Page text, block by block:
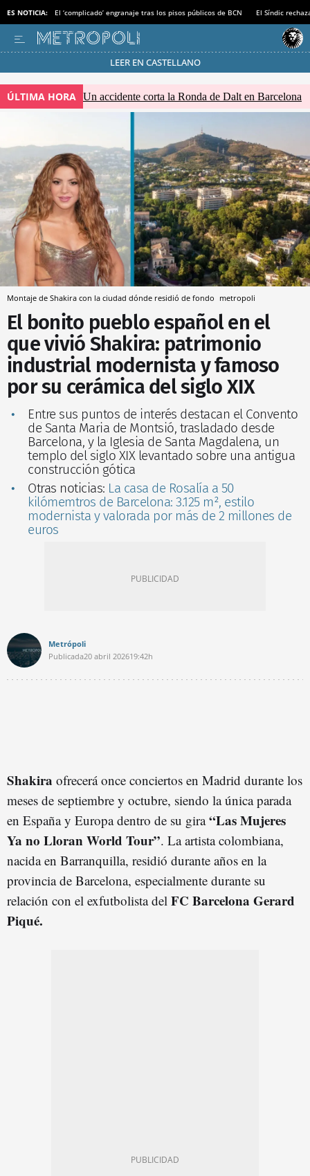
ES NOTICIA: El ‘complicado’ engranaje tras los pisos públicos de BCN El Síndic
LEER EN CASTELLANO
Pásate al MODO AHORRO
ÚLTIMA HORA Un accidente corta la Ronda de Dalt en Barcelona
Montaje de Shakira con la ciudad dónde residió de fondo metropoli
El bonito pueblo español en el
que vivió Shakira: patrimonio
industrial modernista y famoso
por su cerámica del siglo XIX
Entre sus puntos de interés destacan el Convento
de Santa Maria de Montsió, trasladado desde
Barcelona, y la Iglesia de Santa Magdalena, un
templo del siglo XIX levantado sobre una antigua
construcción gótica
Otras noticias: La casa de Rosalía a 50
kilómemtros de Barcelona: 3.125 m², estilo
modernista y valorada por más de 2 millones de
euros
Metrópoli
Publicada20 abril 202619:42h
Shakira ofrecerá once conciertos en Madrid durante los
meses de septiembre y octubre, siendo la única parada
en España y Europa dentro de su gira“Las Mujeres
Ya no Lloran World Tour”. La artista colombiana,
nacida en Barranquilla, residió durante años en la
provincia de Barcelona, especialmente durante su
relación con el exfutbolista del FC Barcelona Gerard
Piqué.